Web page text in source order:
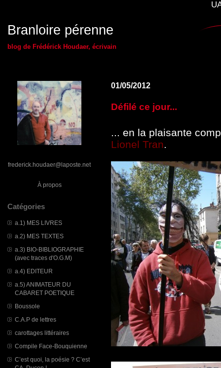
Branloire pérenne
blog de Frédérick Houdaer, écrivain
frederick.houdaer@laposte.net
À propos
Catégories
a.1) MES LIVRES
a.2) MES TEXTES
a.3) BIO-BIBLIOGRAPHIE
(avec traces d'O.G.M)
a.4) EDITEUR
a.5) ANIMATEUR DU
CABARET POETIQUE
Boussole
C.A.P de lettres
carottages littéraires
Compile Face-Bouquienne
C’est quoi, la poésie ? C’est
01/05/2012
Défilé ce jour...
... en la plaisante
Lionel Tran.